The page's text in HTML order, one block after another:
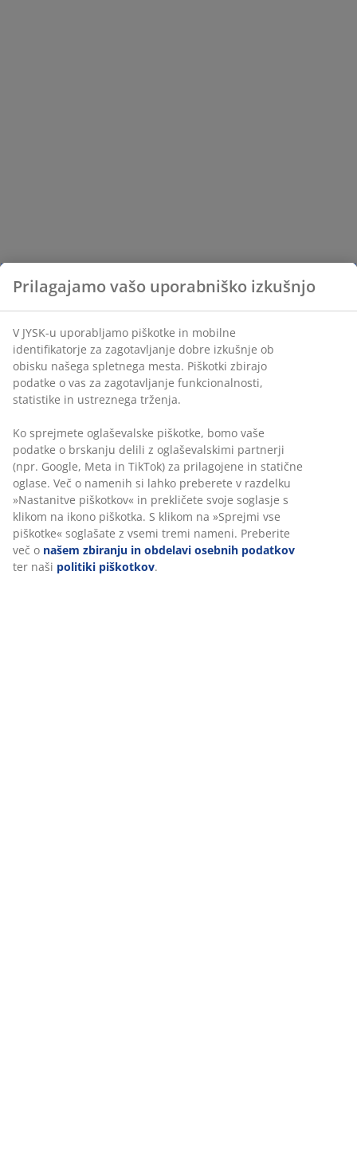
Prilagajamo vašo uporabniško izkušnjo
V JYSK-u uporabljamo piškotke in mobilne
identifikatorje za zagotavljanje dobre izkušnje ob
obisku našega spletnega mesta. Piškotki zbirajo
podatke o vas za zagotavljanje funkcionalnosti,
statistike in ustreznega trženja.
Ko sprejmete oglaševalske piškotke, bomo vaše
podatke o brskanju delili z oglaševalskimi partnerji
(npr. Google, Meta in TikTok) za prilagojene in statične
oglase. Več o namenih si lahko preberete v razdelku
»Nastanitve piškotkov« in prekličete svoje soglasje s
klikom na ikono piškotka. S klikom na »Sprejmi vse
piškotke« soglašate z vsemi tremi nameni. Preberite
več o našem zbiranju in obdelavi osebnih podatkov
ter naši politiki piškotkov.